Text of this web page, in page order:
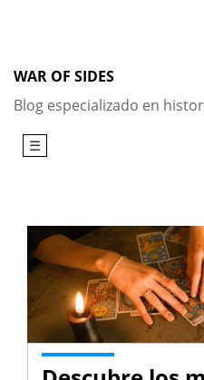
WAR OF SIDES
Blog especializado en
☰